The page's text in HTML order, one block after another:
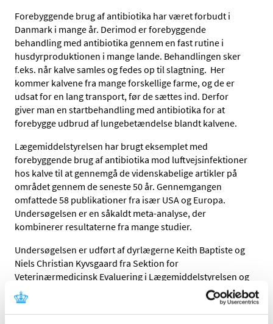
Forebyggende brug af antibiotika har været forbudt i
Danmark i mange år. Derimod er forebyggende
behandling med antibiotika gennem en fast rutine i
husdyrproduktionen i mange lande. Behandlingen sker
f.eks. når kalve samles og fedes op til slagtning. Her
kommer kalvene fra mange forskellige farme, og de er
udsat for en lang transport, før de sættes ind. Derfor
giver man en startbehandling med antibiotika for at
forebygge udbrud af lungebetændelse blandt kalvene.
Lægemiddelstyrelsen har brugt eksemplet med
forebyggende brug af antibiotika mod luftvejsinfektioner
hos kalve til at gennemgå de videnskabelige artikler på
området gennem de seneste 50 år. Gennemgangen
omfattede 58 publikationer fra især USA og Europa.
Undersøgelsen er en såkaldt meta-analyse, der
kombinerer resultaterne fra mange studier.
Undersøgelsen er udført af dyrlægerne Keith Baptiste og
Niels Christian Kyvsgaard fra Sektion for
Veterinærmedicinsk Evaluering i Lægemiddelstyrelsen og
bliver publiceret i det videnskabelige tidsskrift Pathogens
and Disease
særnummer omOne-Health.